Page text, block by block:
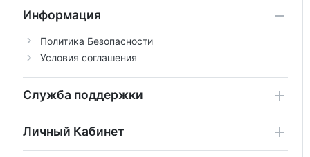
Информация
Политика Безопасности
Условия соглашения
Служба поддержки
Личный Кабинет